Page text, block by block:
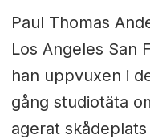
Paul Thomas
Los Angeles San
han uppvuxen i
gång studiotäta
agerat